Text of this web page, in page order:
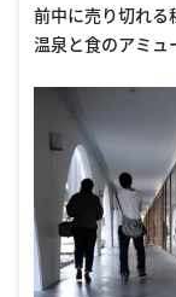
前中に売り切れる
温泉と食のアミュ